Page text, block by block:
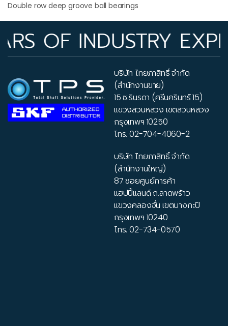
Double row deep groove ball bearings
INDUSTRY
บริษัท ไทยภาสิทธิ์ จำกัด
(สำนักงานขาย)
15 ซ.รินรดา (ศรีนครินทร์ 15)
แขวงสวนหลวง เขตสวนหลวง
กรุงเทพฯ 10250
โทร.02-704-4060-2
บริษัท ไทยภาสิทธิ์ จำกัด
(สำนักงานใหญ่)
87 ซอยศูนย์การค้า
แฮปปี้แลนด์ ถ.ลาดพร้าว
แขวงคลองจั่น เขตบางกะปิ
กรุงเทพฯ 10240
โทร.02-734-0570